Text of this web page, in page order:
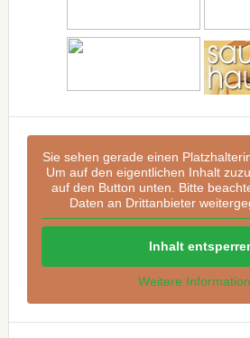
Sie sehen gerade einen
Um auf den eigentlichen Inhalt
auf den Button unten. Bitte
Daten an Drittanbieter
Inhalt
Weitere